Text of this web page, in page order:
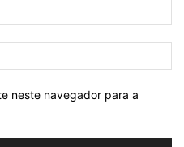
neste navegador para a